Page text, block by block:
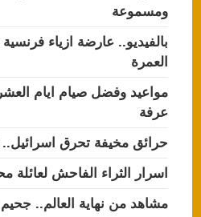
ومسموعة
بالفيديو.. عارضة ازياء
العمرة
مواعيد وفضل صيام ايام
عرفة
حرائق مخيفة تحرق اسرائيل..
اسرار الثراء الفاحش
مشاهد من نهاية العالم..